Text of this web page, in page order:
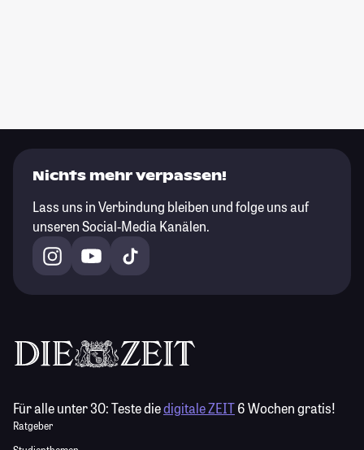
Nichts mehr verpassen!
Lass uns in Verbindung bleiben und folge uns auf
unseren Social-Media Kanälen.
Für alle unter 30:Teste diedigitale ZEIT6 Wochen gratis!
Ratgeber